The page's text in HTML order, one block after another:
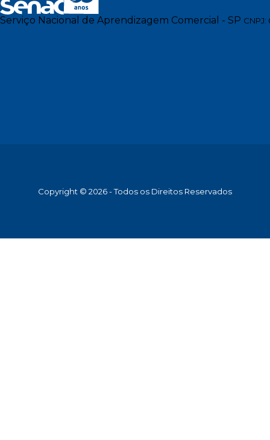
Serviço Nacional de Aprendizagem Comercial - SP
Copyright © 2026 - Todos os Direitos Reservados